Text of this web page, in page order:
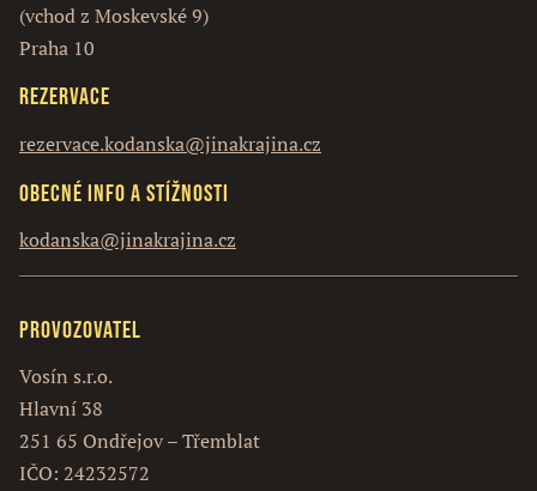
(vchod z Moskevské 9)
Praha 10
Rezervace
rezervace.kodanska@jinakrajina.cz
Obecné info a stížnosti
kodanska@jinakrajina.cz
Provozovatel
Vosín s.r.o.
Hlavní 38
251 65 Ondřejov – Třemblat
IČO: 24232572